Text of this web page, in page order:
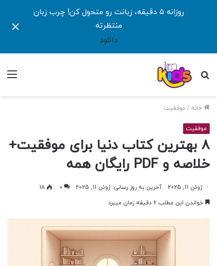
روزانه ۵ دقیقه، زبانت رو متحول کن! چرب زبان
منتظرته
دانلود
جستجو
خانه / موفقیت
موفقیت
8 بهترین کتاب دنیا برای موفقیت+
خلاصه و PDF رایگان همه
ژوئن 11, 2025 آخرین به روز رسانی: ژوئن 11, 2025 0
18
خواندن این مطلب 6 دقیقه زمان میبرد